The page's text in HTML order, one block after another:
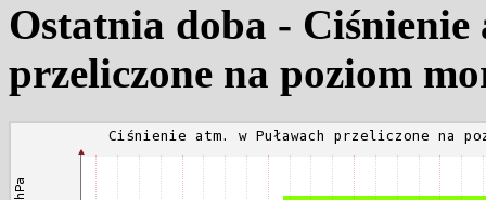
Ostatnia doba - Ciśnienie
przeliczone na poziom